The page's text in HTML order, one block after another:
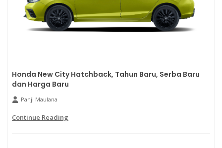
Honda New City Hatchback, Tahun Baru, Serba Baru
dan Harga Baru
Panji Maulana
Continue Reading